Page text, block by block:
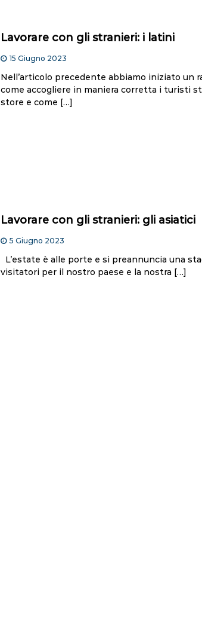
Lavorare con gli stranieri: i latini
15 Giugno 2023
Nell’articolo precedente abbiamo iniziato un
come accogliere in maniera corretta i turisti
store e come […]
Lavorare con gli stranieri: gli asiatici
5 Giugno 2023
L’estate è alle porte e si preannuncia una
visitatori per il nostro paese e la nostra […]